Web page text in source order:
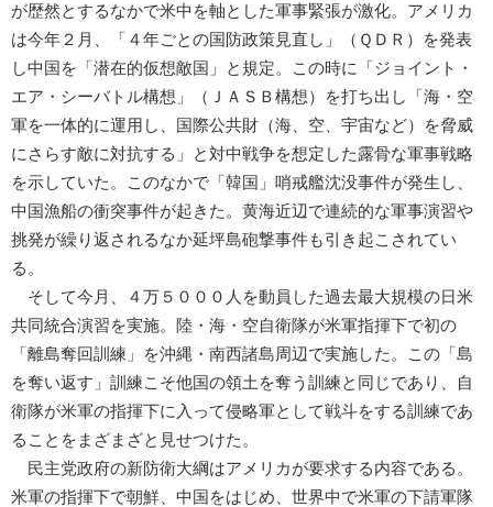
が歴然とするなかで米中を軸とした軍事緊張が激化。アメリカ
は今年２月、「４年ごとの国防政策見直し」（ＱＤＲ）を発表
し中国を「潜在的仮想敵国」と規定。この時に「ジョイント・
エア・シーバトル構想」（ＪＡＳＢ構想）を打ち出し「海・空
軍を一体的に運用し、国際公共財（海、空、宇宙など）を脅威
にさらす敵に対抗する」と対中戦争を想定した露骨な軍事戦略
を示していた。このなかで「韓国」哨戒艦沈没事件が発生し、
中国漁船の衝突事件が起きた。黄海近辺で連続的な軍事演習や
挑発が繰り返されるなか延坪島砲撃事件も引き起こされてい
る。
そして今月、４万５０００人を動員した過去最大規模の日米
共同統合演習を実施。陸・海・空自衛隊が米軍指揮下で初の
「離島奪回訓練」を沖縄・南西諸島周辺で実施した。この「島
を奪い返す」訓練こそ他国の領土を奪う訓練と同じであり、自
衛隊が米軍の指揮下に入って侵略軍として戦斗をする訓練であ
ることをまざまざと見せつけた。
民主党政府の新防衛大綱はアメリカが要求する内容である。
米軍の指揮下で朝鮮、中国をはじめ、世界中で米軍の下請軍隊